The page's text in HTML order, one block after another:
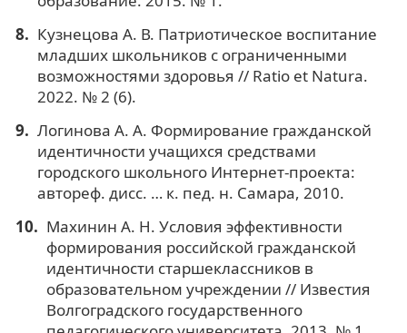
Кузнецова А. В. Патриотическое воспитание
младших школьников с ограниченными
возможностями здоровья // Ratio et Natura.
2022. № 2 (6).
Логинова А. А. Формирование гражданской
идентичности учащихся средствами
городского школьного Интернет-проекта:
автореф. дисс. … к. пед. н. Самара, 2010.
Махинин А. Н. Условия эффективности
формирования российской гражданской
идентичности старшеклассников в
образовательном учреждении // Известия
Волгоградского государственного